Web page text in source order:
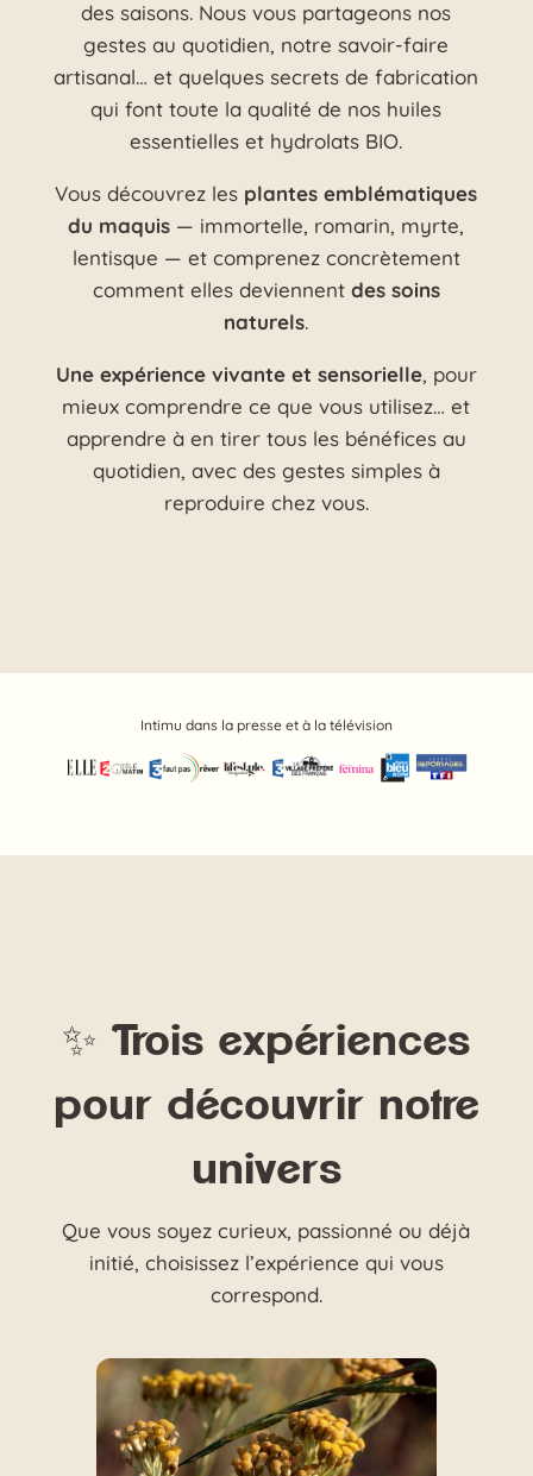
des saisons. Nous vous partageons nos
gestes au quotidien, notre savoir-faire
artisanal… et quelques secrets de fabrication
qui font toute la qualité de nos huiles
essentielles et hydrolats BIO.
Vous découvrez les plantes emblématiques
du maquis — immortelle, romarin, myrte,
lentisque — et comprenez concrètement
comment elles deviennent des soins
naturels.
Une expérience vivante et sensorielle, pour
mieux comprendre ce que vous utilisez… et
apprendre à en tirer tous les bénéfices au
quotidien, avec des gestes simples à
reproduire chez vous.
Intimu dans la presse et à la télévision
✨ Trois expériences
pour découvrir notre
univers
Que vous soyez curieux, passionné ou déjà
initié, choisissez l’expérience qui vous
correspond.